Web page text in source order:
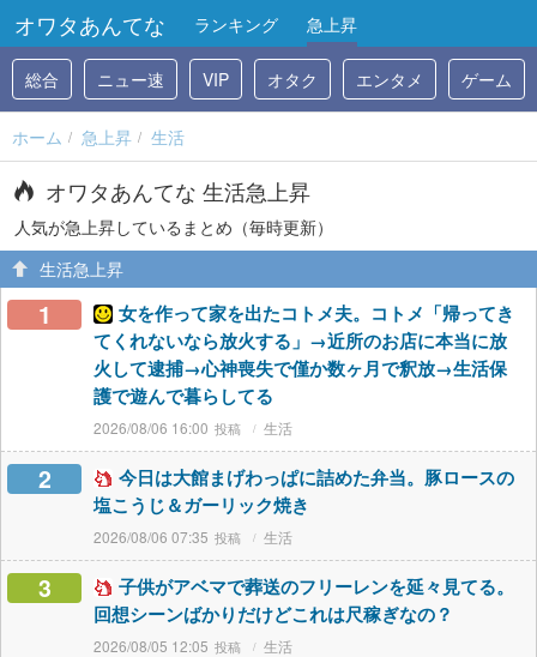
オワタあんてな ランキング 急上昇
総合 ニュー速 VIP オタク エンタメ ゲーム
ホーム 急上昇 生活
オワタあんてな 生活急上昇
人気が急上昇しているまとめ（毎時更新）
生活急上昇
1
女を作って家を出たコトメ夫。コトメ「帰ってき
てくれないなら放火する」→近所のお店に本当に放
火して逮捕→心神喪失で僅か数ヶ月で釈放→生活保
護で遊んで暮らしてる
2026/08/06 16:00 生活
2
今日は大館まげわっぱに詰めた弁当。豚ロースの
塩こうじ＆ガーリック焼き
2026/08/06 07:35 生活
3
子供がアベマで葬送のフリーレンを延々見てる。
回想シーンばかりだけどこれは尺稼ぎなの？
2026/08/05 12:05 生活